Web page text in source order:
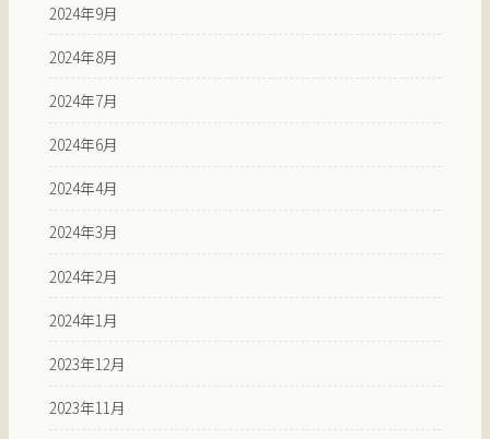
2024年9月
2024年8月
2024年7月
2024年6月
2024年4月
2024年3月
2024年2月
2024年1月
2023年12月
2023年11月